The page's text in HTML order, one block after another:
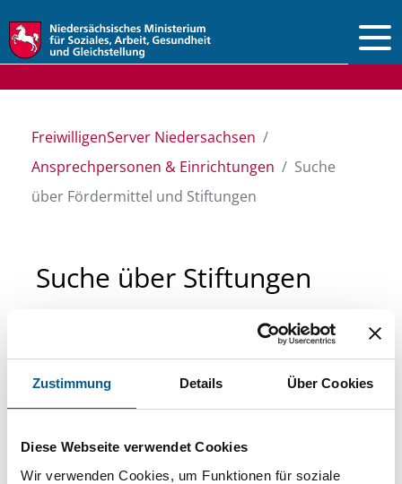
Zustimmung Details Über Cookies
Diese Webseite verwendet Cookies
Wir verwenden Cookies, um Funktionen für soziale
FreiwilligenServer Niedersachsen
Ansprechpersonen & Einrichtungen
Suche
über Fördermittel und Stiftungen
Suche über Stiftungen
Sie suchen finanzielle Unterstützung für ein
Projekt oder ein Vorhaben? Hier können Sie
direkt über unsere Fördermitteldatenbank und
Stiftungsdatenbank recherchieren. Bei der